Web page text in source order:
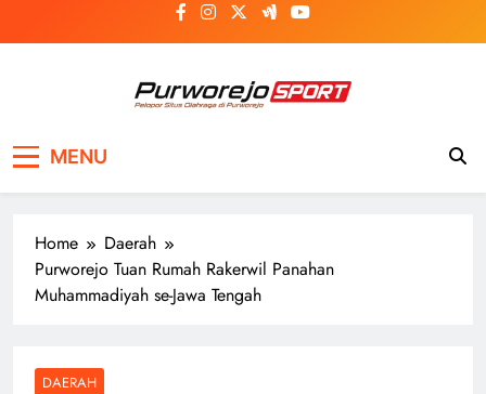
to
MENU
Home
Daerah
Purworejo Tuan Rumah Rakerwil Panahan
Muhammadiyah se-Jawa Tengah
DAERAH